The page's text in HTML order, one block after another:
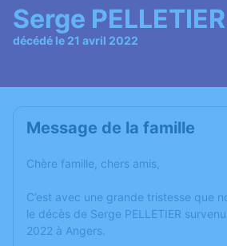
Serge PELLETIER
décédé le 21 avril 2022
Message de la famille
Chère famille, chers amis,
C’est avec une grande tristesse que
le décès de Serge PELLETIER
2022 à Angers.